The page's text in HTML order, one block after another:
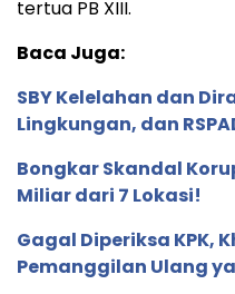
tertua PB XIII.
Baca Juga:
SBY Kelelahan dan
Lingkungan, dan
Bongkar Skandal
Miliar dari 7 Lokasi!
Gagal Diperiksa KPK,
Pemanggilan Ulang